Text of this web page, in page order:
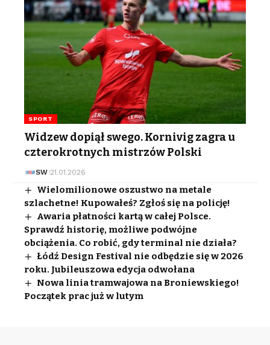
SPORT
Widzew dopiął swego. Kornivig zagra u
czterokrotnych mistrzów Polski
SW 21.01.2026
Wielomilionowe oszustwo na metale
szlachetne! Kupowałeś? Zgłoś się na policję!
Awaria płatności kartą w całej Polsce.
Sprawdź historię, możliwe podwójne
obciążenia. Co robić, gdy terminal nie działa?
Łódź Design Festival nie odbędzie się w 2026
roku. Jubileuszowa edycja odwołana
Nowa linia tramwajowa na Broniewskiego!
Początek prac już w lutym